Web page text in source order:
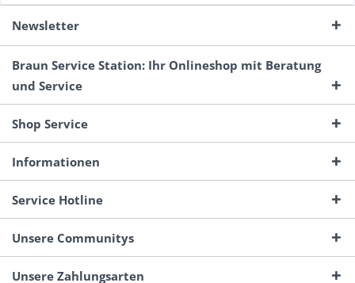
Newsletter
Braun Service Station: Ihr Onlineshop mit Beratung
und Service
Shop Service
Informationen
Service Hotline
Unsere Communitys
Unsere Zahlungsarten